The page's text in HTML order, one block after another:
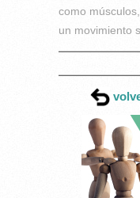
como
un movimiento